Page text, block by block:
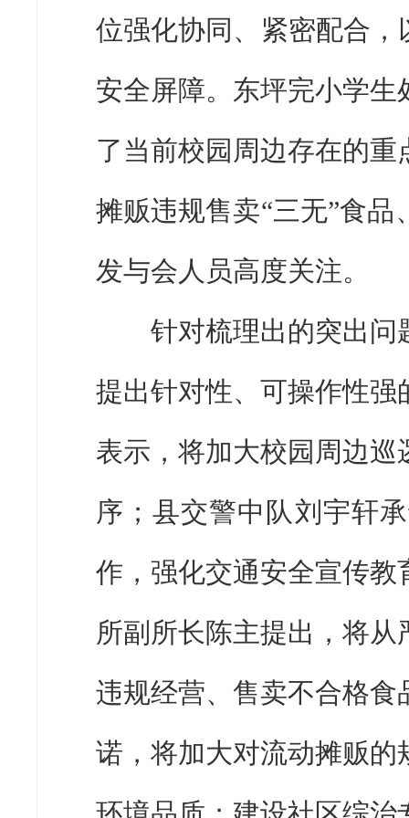
位强化协同、紧密配合，
安全屏障。东坪完小学
了当前校园周边存在的
摊贩违规售卖“三无”食
发与会人员高度关注。
针对梳理出的突出问
提出针对性、可操作性
表示，将加大校园周边
序；县交警中队刘宇轩
作，强化交通安全宣传
所副所长陈主提出，将
违规经营、售卖不合格
诺，将加大对流动摊贩